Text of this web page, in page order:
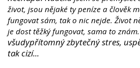
život, jsou nějaké ty peníze a člověk
fungovat sám, tako nic nejde. Život
je dost těžký fungovat, sama to
všudypřítomný zbytečný stres,
tak cizí...